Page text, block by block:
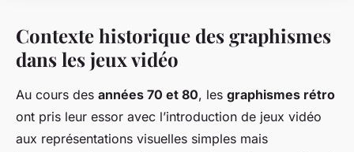
Contexte historique des graphismes
dans les jeux vidéo
Au cours des années 70 et 80, les graphismes rétro
ont pris leur essor avec l’introduction de jeux vidéo
aux représentations visuelles simples mais